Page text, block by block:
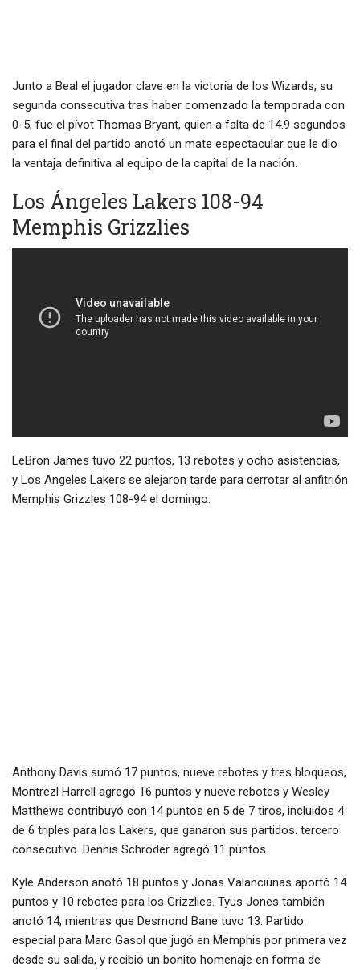
Junto a Beal el jugador clave en la victoria de los Wizards, su
segunda consecutiva tras haber comenzado la temporada con
0-5, fue el pívot Thomas Bryant, quien a falta de 14.9 segundos
para el final del partido anotó un mate espectacular que le dio
la ventaja definitiva al equipo de la capital de la nación.
Los Ángeles Lakers 108-94
Memphis Grizzlies
LeBron James tuvo 22 puntos, 13 rebotes y ocho asistencias,
y Los Angeles Lakers se alejaron tarde para derrotar al anfitrión
Memphis Grizzles 108-94 el domingo.
Anthony Davis sumó 17 puntos, nueve rebotes y tres bloqueos,
Montrezl Harrell agregó 16 puntos y nueve rebotes y Wesley
Matthews contribuyó con 14 puntos en 5 de 7 tiros, incluidos 4
de 6 triples para los Lakers, que ganaron sus partidos. tercero
consecutivo. Dennis Schroder agregó 11 puntos.
Kyle Anderson anotó 18 puntos y Jonas Valanciunas aportó 14
puntos y 10 rebotes para los Grizzlies. Tyus Jones también
anotó 14, mientras que Desmond Bane tuvo 13. Partido
especial para Marc Gasol que jugó en Memphis por primera vez
desde su salida, y recibió un bonito homenaje en forma de